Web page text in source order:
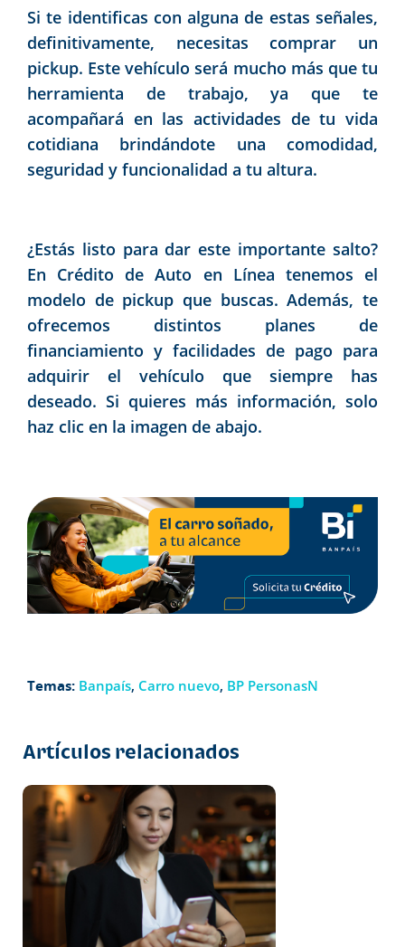
Si te identificas con alguna de estas señales,
definitivamente, necesitas comprar un
pickup. Este vehículo será mucho más que tu
herramienta de trabajo, ya que te
acompañará en las actividades de tu vida
cotidiana brindándote una comodidad,
seguridad y funcionalidad a tu altura.
¿Estás listo para dar este importante salto?
En Crédito de Auto en Línea tenemos el
modelo de pickup que buscas. Además, te
ofrecemos distintos planes de
financiamiento y facilidades de pago para
adquirir el vehículo que siempre has
deseado. Si quieres más información, solo
haz clic en la imagen de abajo.
Temas: Banpaís, Carro nuevo, BP PersonasN
Artículos relacionados